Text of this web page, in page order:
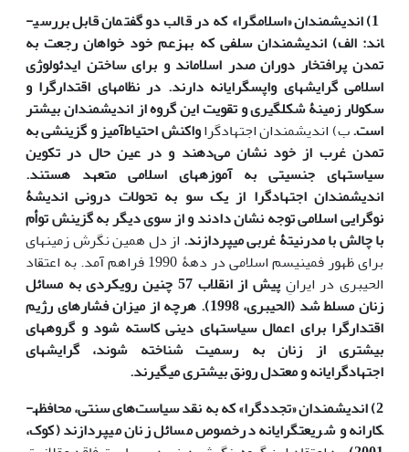
1) اندیشمندان «اسلام­گرا» که در قالب دو گفتمان قابل بررسی­
اند: الف) اندیشمندان سلفی که به­زعم خود خواهان رجعت به
تمدن پرافتخار دوران صدر اسلام‏اند و برای ساختن ایدئولوژی
اسلامی گرایش‏های واپس‏گرایانه دارند. در نظام­های اقتدارگرا و
سکولار زمینۀ شکل­گیری و تقویت این گروه از اندیشمندان بیشتر
است.ب) اندیشمندان اجتهادگراواکنش احتیاط‌آمیز و گزینشی به
تمدن غرب از خود نشان می‌دهند و در عین حال در تکوین
سیاست­های جنسیتی به آموزه­های اسلامی متعهد هستند.
اندیشمندان اجتهادگرا از یک سو به تحولات درونی اندیشۀ
نوگرایی اسلامی توجه نشان دادند و از سوی دیگر به گزینش توأم
با چالش با مدرنیتۀ غربی می‏پردازند. از دل همین نگرش زمینه­ای
برای ظهور فمینیسم اسلامی در دهۀ 1990 فراهم آمد. به اعتقاد
الحیبری در ایرانِ
پیش از انقلاب 57 چنین رویکردی به مسائل
زنان مسلط شد (الحیبری، 1998). هرچه از میزان فشارهای رژیم
اقتدارگرا برای اعمال سیاست‏های دینی کاسته ­شود و گروه­های
بیشتری از زنان به ­رسمیت شناخته شوند، گرایش‏های
اجتهادگرایانه و معتدل رونق بیشتری می­گیرند.
2) اندیشمندان «تجددگرا» که به نقد سیاست­‌های سنتی، محافظه­
کارانه و شریعت­گرایانه درخصوص مسائل زنان می­پردازند (کوک،